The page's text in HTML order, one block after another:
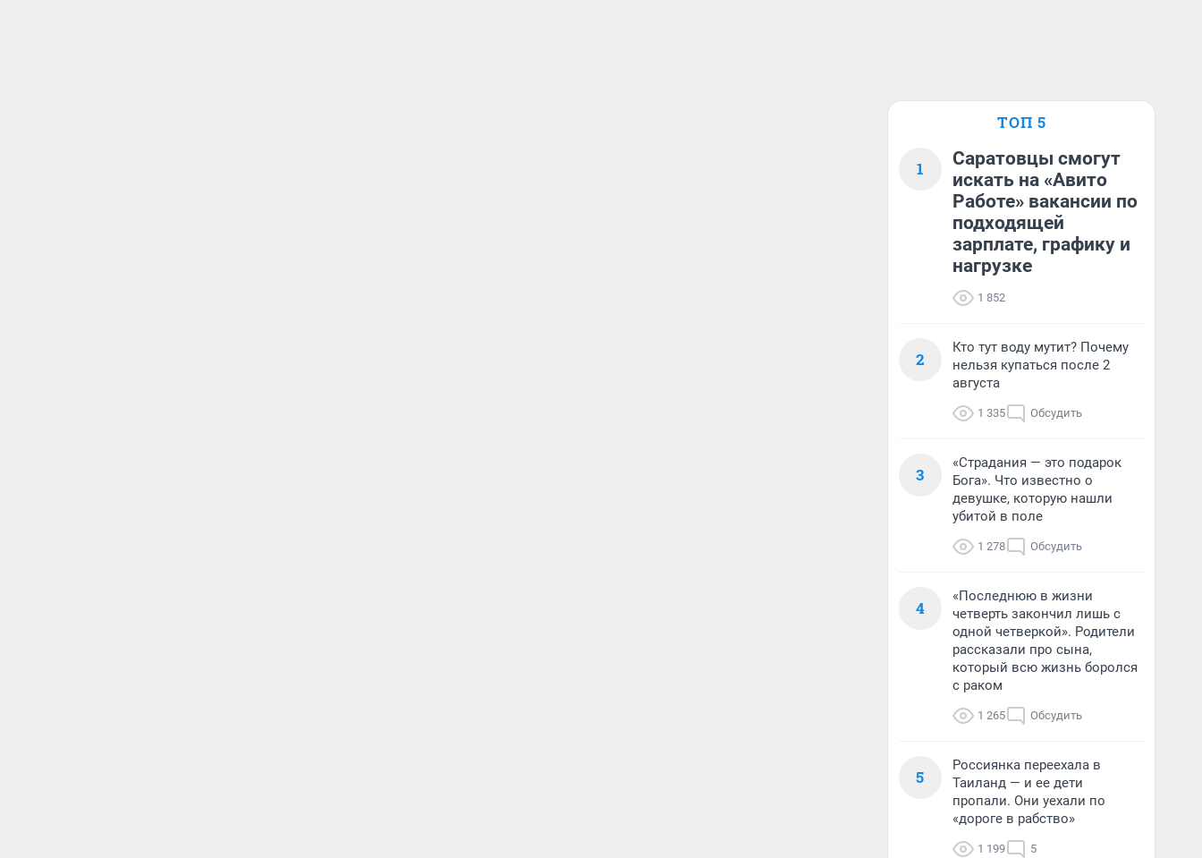
ТОП 5
1
Саратовцы смогут
искать на «Авито
Работе» вакансии по
подходящей
зарплате, графику и
нагрузке
1 852
2
Кто тут воду мутит? Почему
нельзя купаться после 2
августа
1 335 Обсудить
3
«Страдания — это подарок
Бога». Что известно о
девушке, которую нашли
убитой в поле
1 278 Обсудить
4
«Последнюю в жизни
четверть закончил лишь с
одной четверкой». Родители
рассказали про сына,
который всю жизнь боролся
с раком
1 265 Обсудить
5
Россиянка переехала в
Таиланд — и ее дети
пропали. Они уехали по
«дороге в рабство»
1 199 5